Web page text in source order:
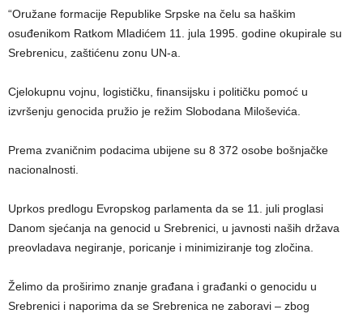
“Oružane formacije Republike Srpske na čelu sa haškim
osuđenikom Ratkom Mladićem 11. jula 1995. godine okupirale su
Srebrenicu, zaštićenu zonu UN-a.
Cjelokupnu vojnu, logističku, finansijsku i političku pomoć u
izvršenju genocida pružio je režim Slobodana Miloševića.
Prema zvaničnim podacima ubijene su 8 372 osobe bošnjačke
nacionalnosti.
Uprkos predlogu Evropskog parlamenta da se 11. juli proglasi
Danom sjećanja na genocid u Srebrenici, u javnosti naših država
preovladava negiranje, poricanje i minimiziranje tog zločina.
Želimo da proširimo znanje građana i građanki o genocidu u
Srebrenici i naporima da se Srebrenica ne zaboravi – zbog